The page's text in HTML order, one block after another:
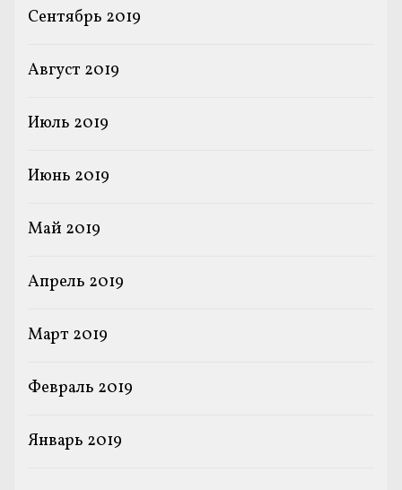
Сентябрь 2019
Август 2019
Июль 2019
Июнь 2019
Май 2019
Апрель 2019
Март 2019
Февраль 2019
Январь 2019